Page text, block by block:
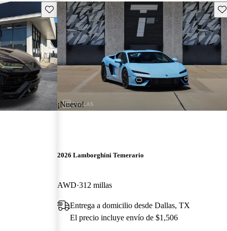
Guarda este Aviso
¡Nuevo!
2026 Lamborghini Temerario
AWD 312 millas
Entrega a domicilio desde Dallas, TX
El precio incluye envío de $1,506